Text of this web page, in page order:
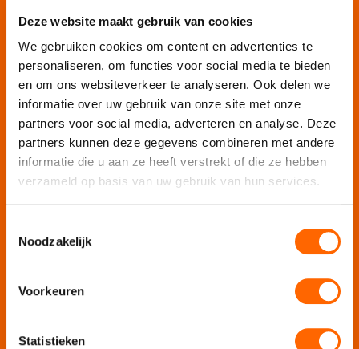
Deze website maakt gebruik van cookies
We gebruiken cookies om content en advertenties te
personaliseren, om functies voor social media te bieden
en om ons websiteverkeer te analyseren. Ook delen we
informatie over uw gebruik van onze site met onze
partners voor social media, adverteren en analyse. Deze
partners kunnen deze gegevens combineren met andere
informatie die u aan ze heeft verstrekt of die ze hebben
verzameld op basis van uw gebruik van hun services.
Noodzakelijk
Voorkeuren
Statistieken
Rondvaart
Groepsuitje
Bedrijfsuitje
Teambuilding
Afdelingsuitje
Personeelsuitje
Bedrijfsfeest
Online teambuilding